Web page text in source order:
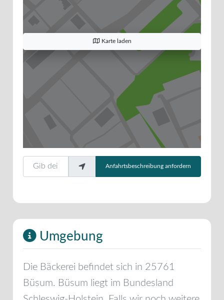
Karte laden
Gib deinen Standort ein.
Anfahrtsbeschreibung anfordern
Umgebung
Die Bäckerei befindet sich in 25761
Büsum. Büsum liegt im Bundesland